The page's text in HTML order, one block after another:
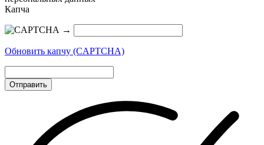
Капча
→
Обновить капчу (CAPTCHA)
Отправить